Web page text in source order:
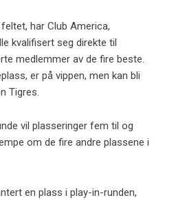
har Club America,
kvalifisert seg direkte til
medlemmer av de fire beste.
er på vippen, men kan bli
Tigres.
vil plasseringer fem til og
om de fire andre plassene i
en plass i play-in-runden,